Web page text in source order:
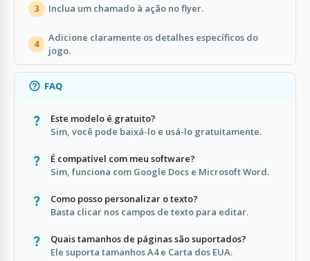
3 Inclua um chamado à ação no flyer.
4
Adicione claramente os detalhes específicos do
jogo.
FAQ
Este modelo é gratuito?
Sim, você pode baixá-lo e usá-lo gratuitamente.
É compatível com meu software?
Sim, funciona com Google Docs e Microsoft Word.
Como posso personalizar o texto?
Basta clicar nos campos de texto para editar.
Quais tamanhos de páginas são suportados?
Ele suporta tamanhos A4 e Carta dos EUA.